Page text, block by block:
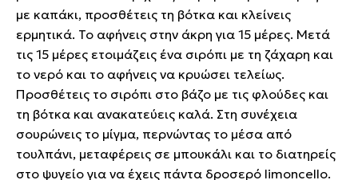
με καπάκι, προσθέτεις τη βότκα και κλείνεις
ερμητικά. Το αφήνεις στην άκρη για 15 μέρες. Μετά
τις 15 μέρες ετοιμάζεις ένα σιρόπι με τη ζάχαρη και
το νερό και το αφήνεις να κρυώσει τελείως.
Προσθέτεις το σιρόπι στο βάζο με τις φλούδες και
τη βότκα και ανακατεύεις καλά. Στη συνέχεια
σουρώνεις το μίγμα, περνώντας το μέσα από
τουλπάνι, μεταφέρεις σε μπουκάλι και το διατηρείς
στο ψυγείο για να έχεις πάντα δροσερό limoncello.